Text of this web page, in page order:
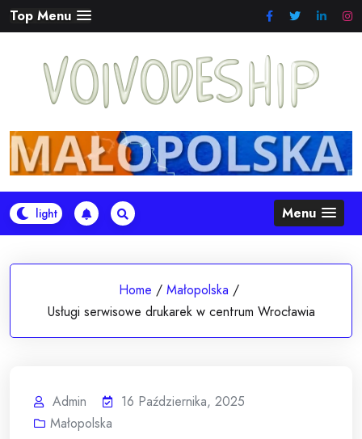
Skip
to
Top Menu
Menu
Home / Małopolska /
Usługi serwisowe drukarek w centrum Wrocławia
Admin
16 Października, 2025
Małopolska